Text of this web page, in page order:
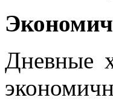
Дневные